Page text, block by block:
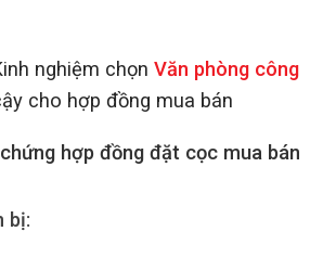
nghiệm chọn Văn phòng công
cho hợp đồng mua bán
hợp đồng đặt cọc mua bán
bị: